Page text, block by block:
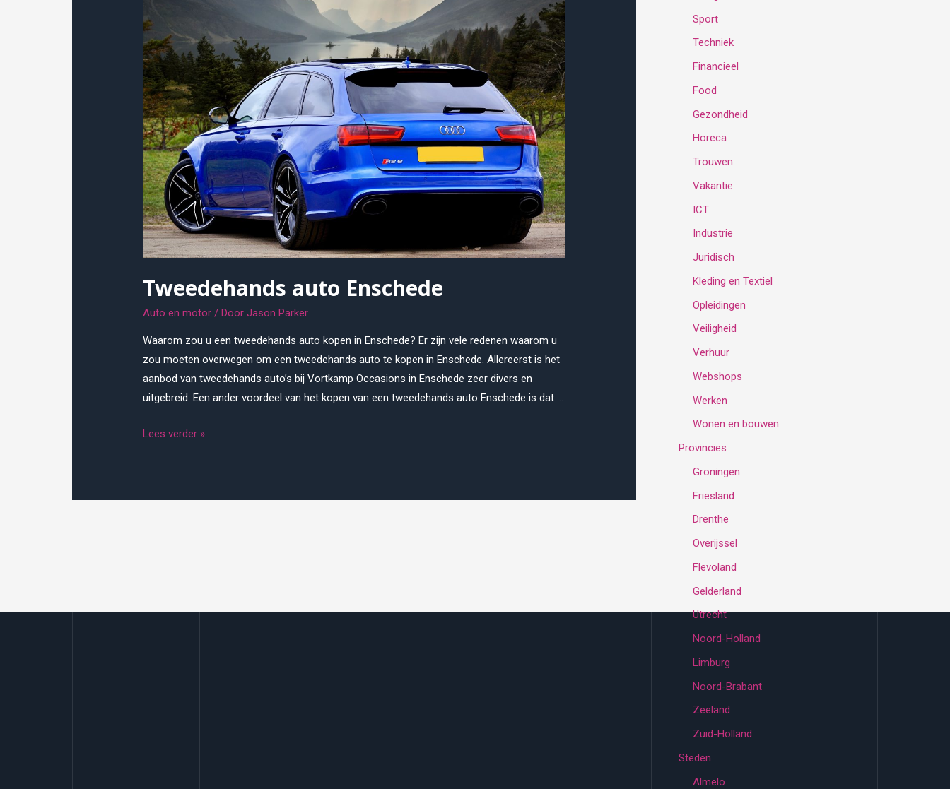
Tweedehands auto Enschede
Auto en motor / DoorJason Parker
Waarom zou u een tweedehands auto kopen in Enschede? Er zijn vele redenen waarom u
zou moeten overwegen om een tweedehands auto te kopen in Enschede. Allereerst is het
aanbod van tweedehands auto’s bij Vortkamp Occasions in Enschede zeer divers en
uitgebreid. Een ander voordeel van het kopen van een tweedehands auto Enschede is dat …
Tweedehands
Lees verder »
Sport
Techniek
Financieel
Food
Gezondheid
Horeca
Trouwen
Vakantie
ICT
Industrie
Juridisch
Kleding en Textiel
Opleidingen
Veiligheid
Verhuur
Webshops
Werken
Wonen en bouwen
Provincies
Groningen
Friesland
Drenthe
Overijssel
Flevoland
Gelderland
Utrecht
Noord-Holland
Limburg
Noord-Brabant
Zeeland
Zuid-Holland
Steden
Almelo